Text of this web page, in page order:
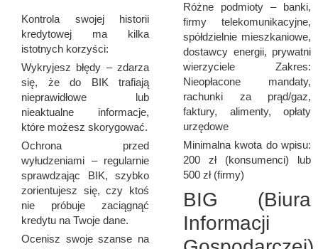
Kontrola swojej historii
kredytowej ma kilka
istotnych korzyści:
Wykryjesz błędy – zdarza
się, że do BIK trafiają
nieprawidłowe lub
nieaktualne informacje,
które możesz skorygować.
Ochrona przed
wyłudzeniami – regularnie
sprawdzając BIK, szybko
zorientujesz się, czy ktoś
nie próbuje zaciągnąć
kredytu na Twoje dane.
Ocenisz swoje szanse na
Różne podmioty – banki,
firmy telekomunikacyjne,
spółdzielnie mieszkaniowe,
dostawcy energii, prywatni
wierzyciele Zakres:
Nieopłacone mandaty,
rachunki za prąd/gaz,
faktury, alimenty, opłaty
urzędowe
Minimalna kwota do wpisu:
200 zł (konsumenci) lub
500 zł (firmy)
BIG (Biura
Informacji